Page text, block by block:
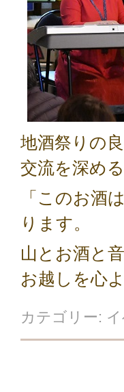
地酒祭りの
交流を深め
「このお酒
ります。
山とお酒と
お越しを心
カテゴリー: